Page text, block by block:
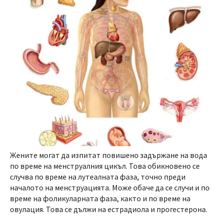
Жените могат да изпитат повишено задържане на вода
по време на менструалния цикъл. Това обикновено се
случва по време на лутеалната фаза, точно преди
началото на менструацията. Може обаче да се случи и по
време на фоликуларната фаза, както и по време на
овулация. Това се дължи на естрадиола и прогестерона.